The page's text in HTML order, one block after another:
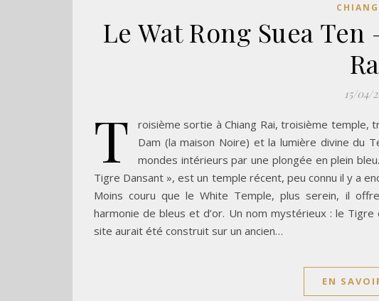
Le Wat Rong Suea
15/04/
T
roisième sortie à Chiang Rai, troisième temple,
Dam (la maison Noire) et la lumière divine du
mondes intérieurs par une plongée en plein
Tigre Dansant », est un temple récent, peu connu il y a
Moins couru que le White Temple, plus serein, il
harmonie de bleus et d’or. Un nom mystérieux : le
site aurait été construit sur un ancien…
EN